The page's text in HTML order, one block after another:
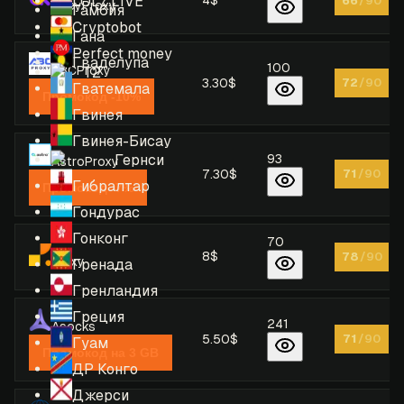
Гамбия
Гана
Гваделупа
Гватемала
Гвинея
Гвинея-Бисау
Гернси
Гибралтар
Гондурас
Гонконг
Гренада
Гренландия
Греция
Гуам
ДР Конго
Джерси
Cryptobot
Perfect money
T2
OkeyProxy
ABCProxy
Промокод -10%
3.30$
100
72 /90
AstroProxy
Промокод -7%
7.30$
93
71 /90
Froxy 8$
70
78 /90
Asocks
Промокод на 3 GB
5.50$
241
71 /90